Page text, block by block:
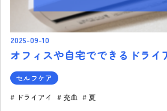
2025-09-10
オフィスや自宅でできるドライ
セルフケア
ドライアイ
充血 夏